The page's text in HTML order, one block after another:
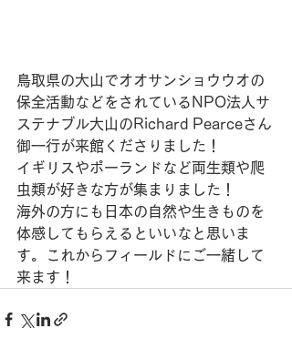
鳥取県の大山でオオサンショウウオの
保全活動などをされているNPO法人サ
ステナブル大山のRichard Pearceさん
御一行が来館くださりました！
イギリスやポーランドなど両生類や爬
虫類が好きな方が集まりました！
海外の方にも日本の自然や生きものを
体感してもらえるといいなと思いま
す。これからフィールドにご一緒して
来ます！